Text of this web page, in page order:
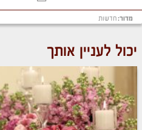
מדור:חדשות
יכול לעניין אותך